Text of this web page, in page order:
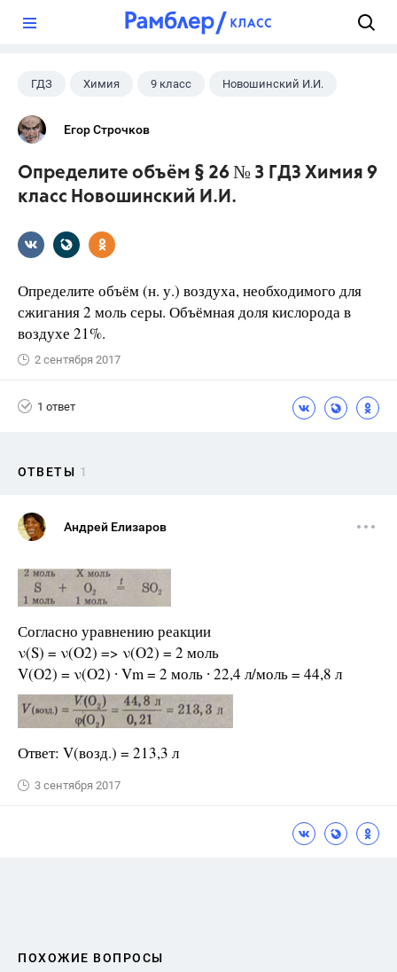
ГДЗ Химия 9 класс Новошинский И.И.
Егор Строчков
Определите объём § 26 № 3 ГДЗ Химия 9
класс Новошинский И.И.
Определите объём (н. у.) воздуха, необходимого для
сжигания 2 моль серы. Объёмная доля кислорода в
воздухе 21%.
2 сентября 2017
1 ответ
ОТВЕТЫ 1
Андрей Елизаров
Согласно уравнению реакции
ν(S) = ν(O2) => ν(O2) = 2 моль
V(O2) = ν(O2) ∙ Vm = 2 моль ∙ 22,4 л/моль = 44,8 л
Ответ: V(возд.) = 213,3 л
3 сентября 2017
ПОХОЖИЕ ВОПРОСЫ